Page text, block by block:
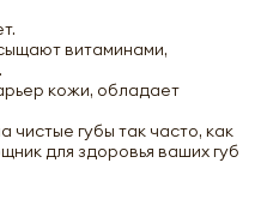
витаминами,
кожи, обладает
чистые губы так часто, как
для здоровья ваших губ